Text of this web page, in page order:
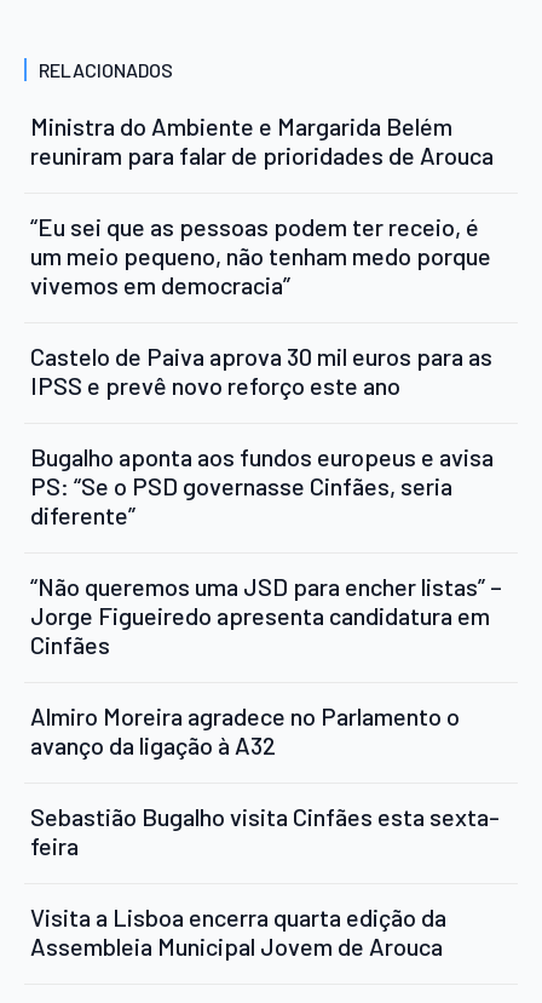
RELACIONADOS
Ministra do Ambiente e Margarida Belém
reuniram para falar de prioridades de Arouca
“Eu sei que as pessoas podem ter receio, é
um meio pequeno, não tenham medo porque
vivemos em democracia”
Castelo de Paiva aprova 30 mil euros para as
IPSS e prevê novo reforço este ano
Bugalho aponta aos fundos europeus e avisa
PS: “Se o PSD governasse Cinfães, seria
diferente”
“Não queremos uma JSD para encher listas” –
Jorge Figueiredo apresenta candidatura em
Cinfães
Almiro Moreira agradece no Parlamento o
avanço da ligação à A32
Sebastião Bugalho visita Cinfães esta sexta-
feira
Visita a Lisboa encerra quarta edição da
Assembleia Municipal Jovem de Arouca